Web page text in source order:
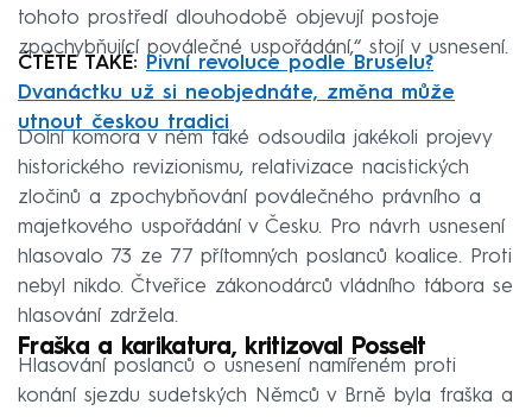
tohoto prostředí dlouhodobě objevují postoje
zpochybňující poválečné uspořádání,“ stojí v usnesení.
ČTĚTE TAKÉ: Pivní revoluce podle Bruselu?
Dvanáctku už si neobjednáte, změna může
utnout českou tradici
Dolní komora v něm také odsoudila jakékoli projevy
historického revizionismu, relativizace nacistických
zločinů a zpochybňování poválečného právního a
majetkového uspořádání v Česku. Pro návrh usnesení
hlasovalo 73 ze 77 přítomných poslanců koalice. Proti
nebyl nikdo. Čtveřice zákonodárců vládního tábora se
hlasování zdržela.
Fraška a karikatura, kritizoval Posselt
Hlasování poslanců o usnesení namířeném proti
konání sjezdu sudetských Němců v Brně byla fraška a